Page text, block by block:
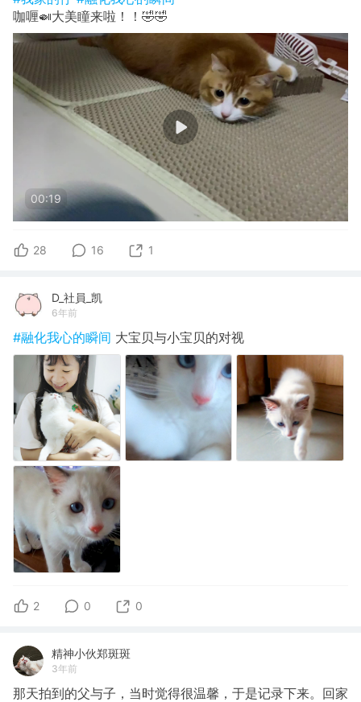
咖喱🍛大美瞳来啦！！🤣🤣
00:19
28 16 1
D_社員_凯
6年前
#融化我心的瞬间 大宝贝与小宝贝的对视
2 0 0
精神小伙郑斑斑
3年前
那天拍到的父与子，当时觉得很温馨，于是记录下来。回家